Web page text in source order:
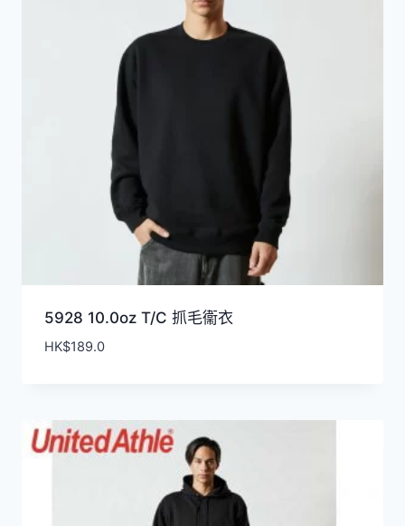
5928 10.0oz T/C 抓毛衞衣
HK$189.0